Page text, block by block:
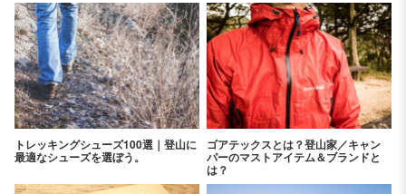
トレッキングシューズ100選｜登山に
最適なシューズを選ぼう。
ゴアテックスとは？登山家／キャン
パーのマストアイテム＆ブランドと
は？